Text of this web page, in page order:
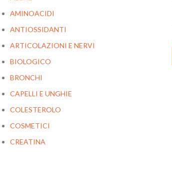
AMINOACIDI
ANTIOSSIDANTI
ARTICOLAZIONI E NERVI
BIOLOGICO
BRONCHI
CAPELLI E UNGHIE
COLESTEROLO
COSMETICI
CREATINA